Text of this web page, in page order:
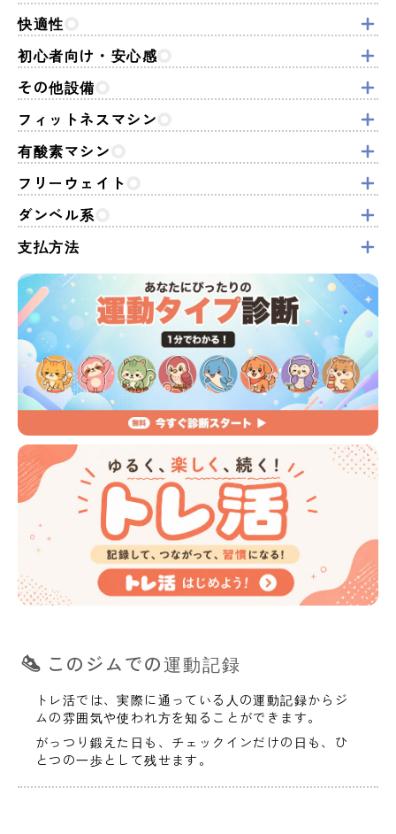
快適性
初心者向け・安心感
その他設備
フィットネスマシン
有酸素マシン
フリーウェイト
ダンベル系
支払方法
このジムでの運動記録
トレ活では、実際に通っている人の運動記録からジ
ムの雰囲気や使われ方を知ることができます。
がっつり鍛えた日も、チェックインだけの日も、ひ
とつの一歩として残せます。